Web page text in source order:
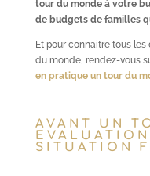
tour du monde à votre
de budgets de familles
Et pour connaitre tous
du monde, rendez-vous
en pratique un tour du
AVANT UN
SITUATION